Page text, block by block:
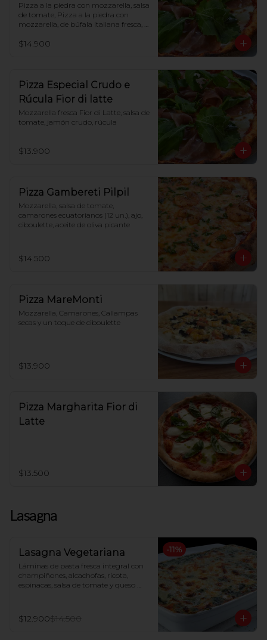
Pizza a la piedra con mozzarella, salsa
de tomate, Pizza a la piedra con
mozzarella, de búfala italiana fresca,
$14.900
Pizza Especial Crudo e
Rúcula Fior di latte
Mozzarella fresca Fior di Latte, salsa de
tomate, jamón crudo, rúcula
$13.900
Pizza Gambereti Pilpil
Mozzarella, salsa de tomate,
camarones ecuatorianos (12 un.), ajo,
ciboulette, aceite de oliva picante
$14.500
Pizza MareMonti
Mozzarella, Camarones, Callampas
secas y un toque de ciboulette
$13.900
Pizza Margharita Fior di
Latte
$13.500
Lasagna
-11%
Lasagna Vegetariana
Láminas de pasta fresca integral con
champiñones, alcachofas, ricota,
espinacas, salsa de tomate y queso
$12.900$14.500